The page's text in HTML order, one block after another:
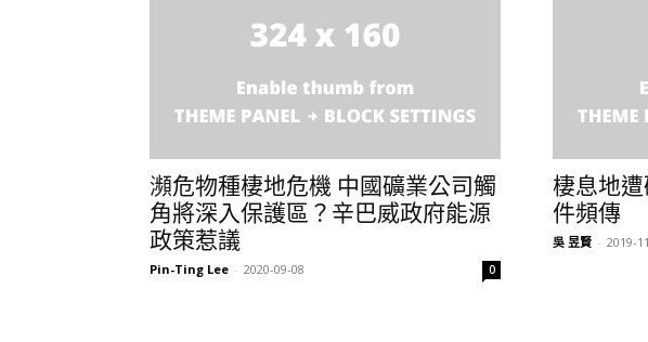
瀕危物種棲地危機 中國礦業公司觸
角將深入保護區？辛巴威政府能源
政策惹議
Pin-Ting Lee - 2020-09-08 0
棲息地
件頻傳
吳 昱賢 - 2019-